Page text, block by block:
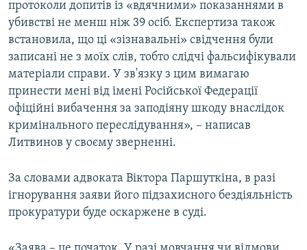
протоколи допитів із «вдячними» показаннями в
убивстві не менш ніж 39 осіб. Експертиза також
встановила, що ці «зізнавальні» свідчення були
записані не з моїх слів, тобто слідчі фальсифікували
матеріали справи. У зв'язку з цим вимагаю
принести мені від імені Російської Федерації
офіційні вибачення за заподіяну шкоду внаслідок
кримінального переслідування», – написав
Литвинов у своєму зверненні.
За словами адвоката Віктора Паршуткіна, в разі
ігнорування заяви його підзахисного бездіяльність
прокуратури буде оскаржене в суді.